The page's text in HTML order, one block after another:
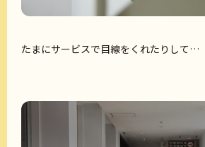
たまにサービスで目線をくれたりして…